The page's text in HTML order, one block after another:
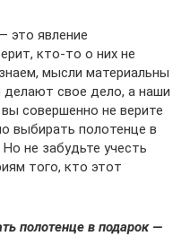
это явление
кто-то о них не
мысли материальны
делают свое дело, а наши
совершенно не верите
выбирать полотенце в
не забудьте учесть
того, кто этот
полотенце в подарок —